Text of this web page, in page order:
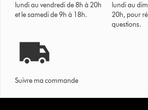
lundi au vendredi de 8h à 20h
et le samedi de 9h à 18h.
lundi au
20h, pour
questions.
Suivre ma commande